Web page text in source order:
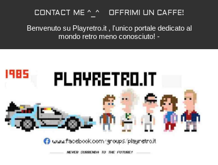
CONTACT ME ^_^ OFFRIMI UN CAFFE!
Benvenuto su Playretro.it , l'unico portale dedicato al
mondo retro meno conosciuto! -